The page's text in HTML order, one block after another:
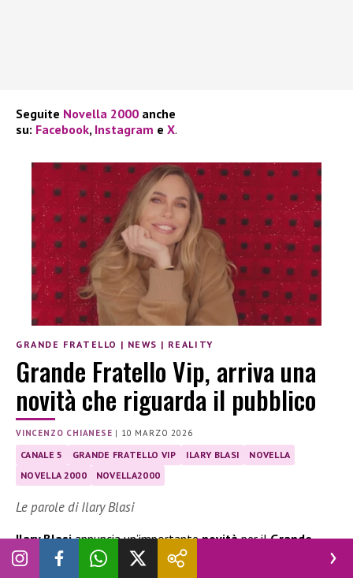
Seguite Novella 2000 anche
su: Facebook, Instagram e X.
GRANDE FRATELLO | NEWS | REALITY
Grande Fratello Vip, arriva una
novità che riguarda il pubblico
VINCENZO CHIANESE | 10 MARZO 2026
CANALE 5 GRANDE FRATELLO VIP ILARY BLASI
NOVELLA
NOVELLA 2000
NOVELLA2000
Le parole di Ilary Blasi
Ilary Blasiannuncia un’importantenovitàper ilGrande
Fratello Vip
, che riguarda il coinvolgimento del pubblico
ecco di cosa si tratta e le parole della conduttrice.